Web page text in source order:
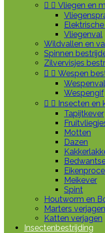
  Vliegen en
Vliegenval
Wildvallen en
Spinnen
Zilvervisjes
  Wespen
Wespengif
  Insecten en
Tapijtkever
Motten
Dazen
Meikever
Spint
Houtworm en
Marters verjagen
Katten verjagen
Insectenbestrijding